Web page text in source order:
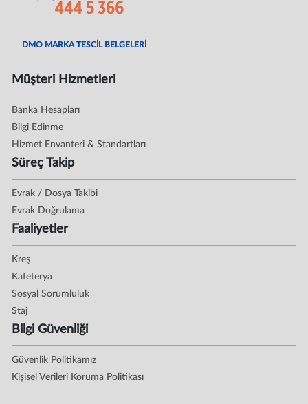
DMO MARKA TESCİL BELGELERİ
Müşteri Hizmetleri
Banka Hesapları
Bilgi Edinme
Hizmet Envanteri & Standartları
Süreç Takip
Evrak / Dosya Takibi
Evrak Doğrulama
Faaliyetler
Kreş
Kafeterya
Sosyal Sorumluluk
Staj
Bilgi Güvenliği
Güvenlik Politikamız
Kişisel Verileri Koruma Politikası